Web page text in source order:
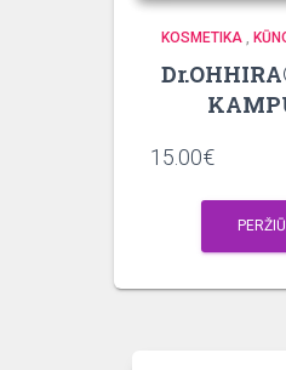
KOSMETIKA,
15.00€